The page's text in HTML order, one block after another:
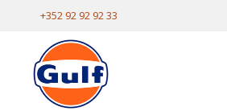
+352 92 92 92 33